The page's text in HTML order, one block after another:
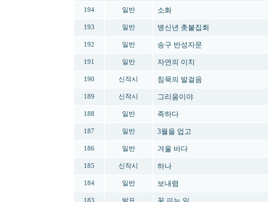
194 일반 소화
193 일반 병신년 촛불집회
192 일반 송구 반성자문
191 일반 자연의 이치
190 신작시 침묵의 발걸음
189 신작시 그리움이야
188 일반 족하다
187 일반 3월을 업고
186 일반 겨울 바다
185 신작시 하나
184 일반 보내렴
183 발표